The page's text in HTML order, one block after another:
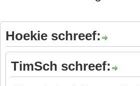
Hoekie schreef:
TimSch schreef: